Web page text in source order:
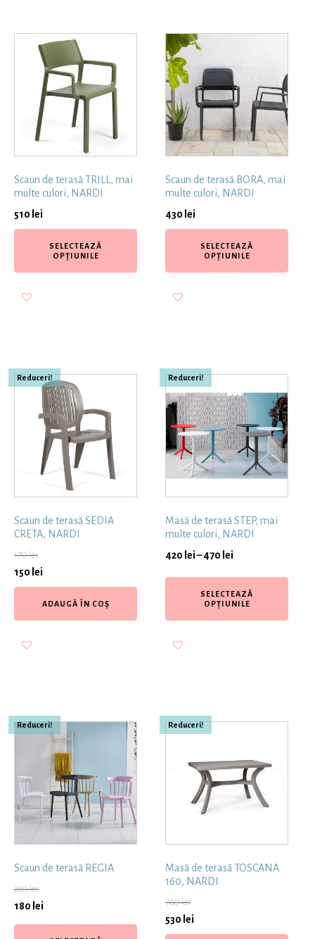
Scaun de terasă TRILL, mai
multe culori, NARDI
510 lei
SELECTEAZĂ
OPȚIUNILE
Scaun de terasă BORA, mai
multe culori, NARDI
430 lei
SELECTEAZĂ
OPȚIUNILE
Reduceri!
Scaun de terasă SEDIA
CRETA, NARDI
170lei
150 lei
ADAUGĂ ÎN COȘ
Reduceri!
Masă de terasă STEP, mai
multe culori, NARDI
420 lei–470 lei
SELECTEAZĂ
OPȚIUNILE
Reduceri!
Scaun de terasă REGIA
220lei
180 lei
Reduceri!
Masă de terasă TOSCANA
160, NARDI
760lei
530 lei